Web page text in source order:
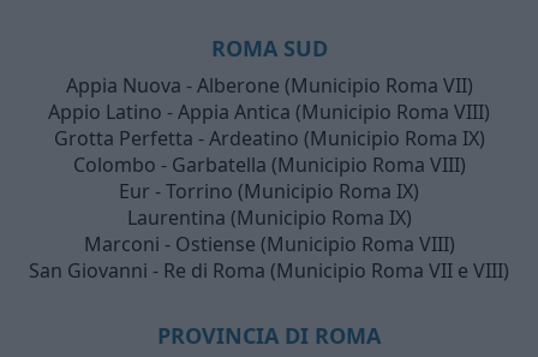
ROMA SUD
Appia Nuova - Alberone (Municipio Roma VII)
Appio Latino - Appia Antica (Municipio Roma VIII)
Grotta Perfetta - Ardeatino (Municipio Roma IX)
Colombo - Garbatella (Municipio Roma VIII)
Eur - Torrino (Municipio Roma IX)
Laurentina (Municipio Roma IX)
Marconi - Ostiense (Municipio Roma VIII)
San Giovanni - Re di Roma (Municipio Roma VII e VIII)
PROVINCIA DI ROMA